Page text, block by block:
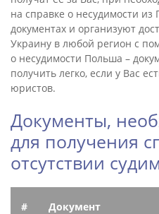
на справке о несудимости
документах и организуют
Украину в любой регион с
о несудимости Польша –
получить легко, если у Вас
юристов.
Документы,
для получения
отсутствии
# Документ